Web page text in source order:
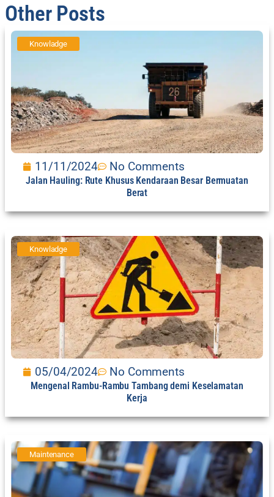
Other Posts
Knowladge
11/11/2024 No Comments
Jalan Hauling: Rute Khusus Kendaraan Besar Bermuatan
Berat
Knowladge
05/04/2024 No Comments
Mengenal Rambu-Rambu Tambang demi Keselamatan
Kerja
Maintenance